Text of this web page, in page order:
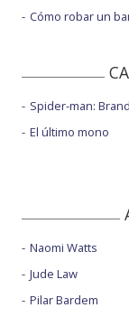
Cómo robar un
Spider-man:
El último mono
Naomi Watts
Jude Law
Pilar Bardem